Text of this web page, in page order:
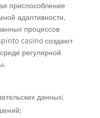
приспособление
адаптивности,
процессов
casino создают
регулярной
данных;